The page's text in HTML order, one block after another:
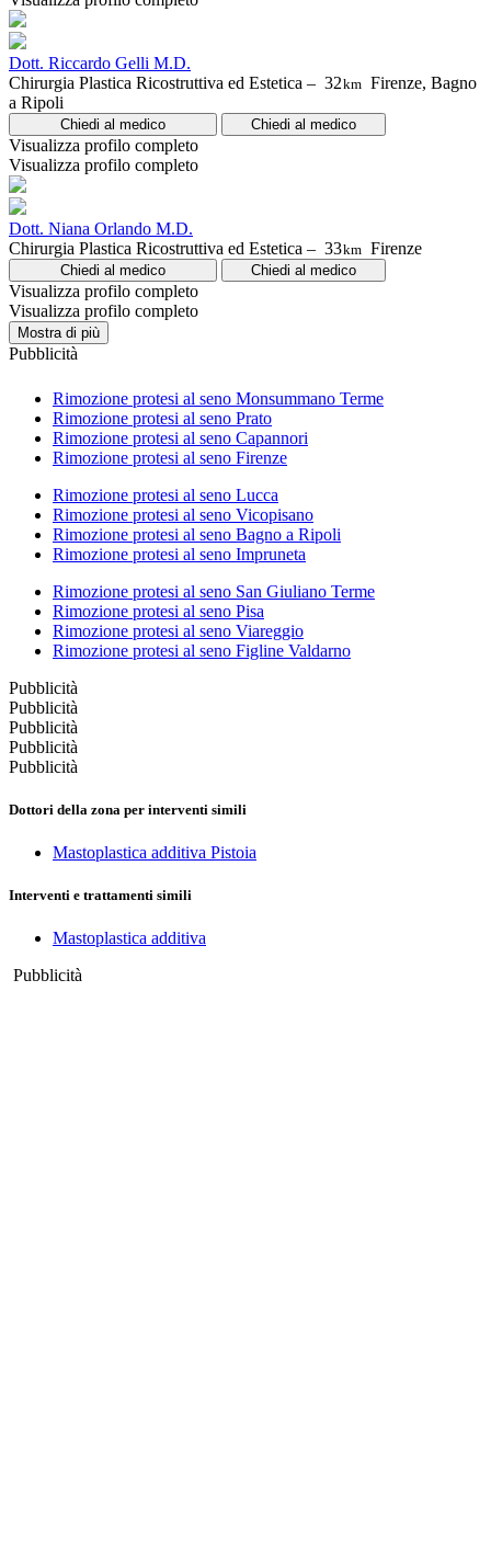
Dott. Riccardo Gelli M.D.
Chirurgia Plastica Ricostruttiva ed Estetica – 32km Firenze, Bagno
a Ripoli
Chiedi al medico Chiedi al medico
Visualizza profilo completo
Visualizza profilo completo
Dott. Niana Orlando M.D.
Chirurgia Plastica Ricostruttiva ed Estetica – 33km Firenze
Chiedi al medico Chiedi al medico
Visualizza profilo completo
Visualizza profilo completo
Mostra di più
Pubblicità
Rimozione protesi al seno Monsummano Terme
Rimozione protesi al seno Prato
Rimozione protesi al seno Capannori
Rimozione protesi al seno Firenze
Rimozione protesi al seno Lucca
Rimozione protesi al seno Vicopisano
Rimozione protesi al seno Bagno a Ripoli
Rimozione protesi al seno Impruneta
Rimozione protesi al seno San Giuliano Terme
Rimozione protesi al seno Pisa
Rimozione protesi al seno Viareggio
Rimozione protesi al seno Figline Valdarno
Pubblicità
Pubblicità
Pubblicità
Pubblicità
Pubblicità
Dottori della zona per interventi simili
Mastoplastica additiva Pistoia
Interventi e trattamenti simili
Mastoplastica additiva
Pubblicità